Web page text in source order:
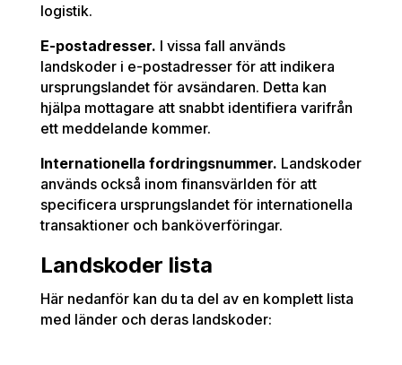
logistik.
E-postadresser. I vissa fall används
landskoder i e-postadresser för att indikera
ursprungslandet för avsändaren. Detta kan
hjälpa mottagare att snabbt identifiera varifrån
ett meddelande kommer.
Internationella fordringsnummer. Landskoder
används också inom finansvärlden för att
specificera ursprungslandet för internationella
transaktioner och banköverföringar.
Landskoder lista
Här nedanför kan du ta del av en komplett lista
med länder och deras landskoder: